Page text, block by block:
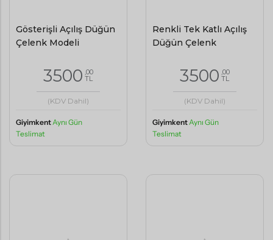
Gösterişli Açılış Düğün
Çelenk Modeli
3500 ,00
TL
(KDV Dahil)
Giyimkent Aynı Gün
Teslimat
Renkli Tek Katlı Açılış
Düğün Çelenk
3500 ,00
TL
(KDV Dahil)
Giyimkent Aynı Gün
Teslimat